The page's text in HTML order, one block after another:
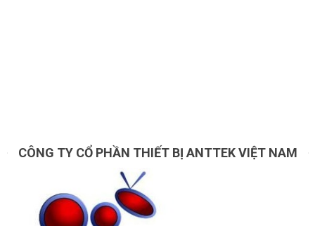
CÔNG TY CỔ PHẦN THIẾT BỊ ANTTEK VIỆT NAM